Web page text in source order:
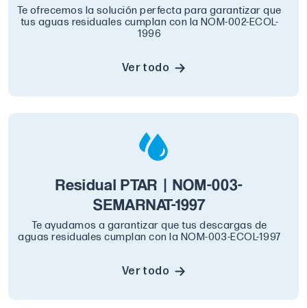
Te ofrecemos la solución perfecta para garantizar que
tus aguas residuales cumplan con la NOM-002-ECOL-
1996
Ver todo
Residual PTAR | NOM-003-
SEMARNAT-1997
Te ayudamos a garantizar que tus descargas de
aguas residuales cumplan con la NOM-003-ECOL-1997
Ver todo